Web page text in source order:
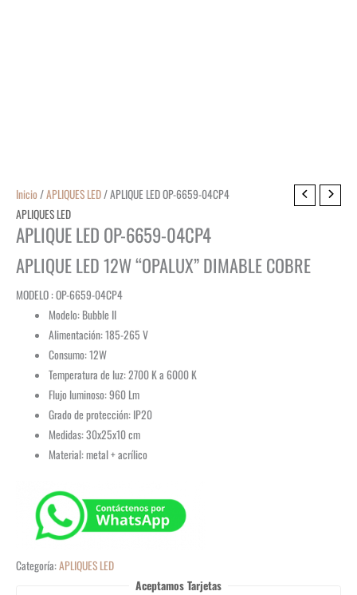
Inicio/APLIQUES LED/ APLIQUE LED OP-6659-04CP4
APLIQUES LED
APLIQUE LED OP-6659-04CP4
APLIQUE LED 12W “OPALUX” DIMABLE COBRE
MODELO : OP-6659-04CP4
Modelo: Bubble II
Alimentación: 185-265 V
Consumo: 12W
Temperatura de luz: 2700 K a 6000 K
Flujo luminoso: 960 Lm
Grado de protección: IP20
Medidas: 30x25x10 cm
Material: metal + acrílico
Categoría:APLIQUES LED
Aceptamos Tarjetas